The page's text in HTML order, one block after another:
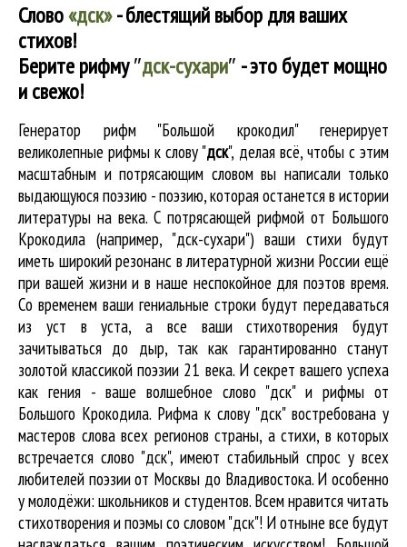
Слово«дск»- блестящий выбор для ваших
стихов!
Берите рифму″дск-сухари″ - это будет мощно
и свежо!
Генератор рифм "Большой крокодил" генерирует
великолепныерифмы к слову "дск", делая всё, чтобы с этим
масштабным и потрясающим словом вы написали только
выдающуюся поэзию - поэзию, которая останется в истории
литературы на века. С потрясающей рифмой от Большого
Крокодила (например, "дск-сухари") ваши стихи будут
иметь широкий резонанс в литературной жизни России ещё
при вашей жизни и в наше неспокойное для поэтов время.
Со временем ваши гениальные строки будут передаваться
из уст в уста, а все ваши стихотворения будут
зачитываться до дыр, так как гарантированно станут
золотой классикой поэзии 21 века. И секрет вашего успеха
как гения - ваше волшебное слово "дск" и рифмы от
Большого Крокодила. Рифма к слову "дск" востребована у
мастеров слова всех регионов страны, а стихи, в которых
встречается слово "дск", имеют стабильный спрос у всех
любителей поэзии от Москвы до Владивостока. И особенно
у молодёжи: школьников и студентов. Всем нравится читать
стихотворения и поэмы со словом "дск"! И отныне все будут